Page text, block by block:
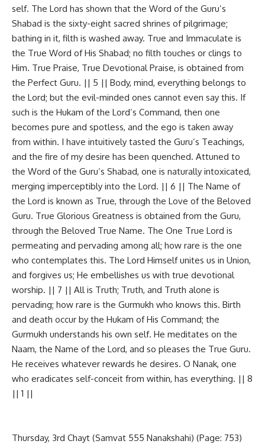
self. The Lord has shown that the Word of the Guru’s
Shabad is the sixty-eight sacred shrines of pilgrimage;
bathing in it, filth is washed away. True and Immaculate is
the True Word of His Shabad; no filth touches or clings to
Him. True Praise, True Devotional Praise, is obtained from
the Perfect Guru. || 5 || Body, mind, everything belongs to
the Lord; but the evil-minded ones cannot even say this. If
such is the Hukam of the Lord’s Command, then one
becomes pure and spotless, and the ego is taken away
from within. I have intuitively tasted the Guru’s Teachings,
and the fire of my desire has been quenched. Attuned to
the Word of the Guru’s Shabad, one is naturally intoxicated,
merging imperceptibly into the Lord. || 6 || The Name of
the Lord is known as True, through the Love of the Beloved
Guru. True Glorious Greatness is obtained from the Guru,
through the Beloved True Name. The One True Lord is
permeating and pervading among all; how rare is the one
who contemplates this. The Lord Himself unites us in Union,
and forgives us; He embellishes us with true devotional
worship. || 7 || All is Truth; Truth, and Truth alone is
pervading; how rare is the Gurmukh who knows this. Birth
and death occur by the Hukam of His Command; the
Gurmukh understands his own self. He meditates on the
Naam, the Name of the Lord, and so pleases the True Guru.
He receives whatever rewards he desires. O Nanak, one
who eradicates self-conceit from within, has everything. || 8
|| 1 ||
Thursday, 3rd Chayt (Samvat 555 Nanakshahi) (Page: 753)